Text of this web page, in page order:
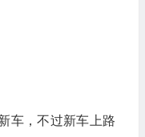
车，不过新车上路